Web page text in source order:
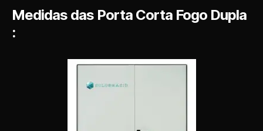
Medidas das Porta Corta Fogo Dupla
: